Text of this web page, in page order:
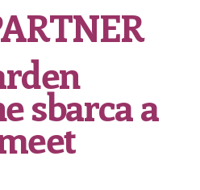
sbarca a